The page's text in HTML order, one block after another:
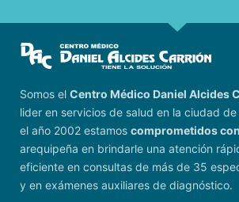
Somos el Centro Médico Daniel Alcides
lider en servicios de salud en la ciudad
el año 2002 estamos comprometidos
arequipeña en brindarle una atención
eficiente en consultas de más de 35
y en exámenes auxiliares de diagnóstico.